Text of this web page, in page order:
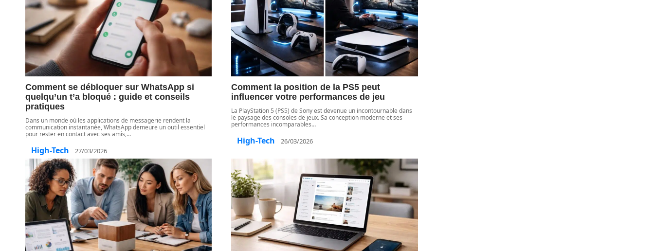
Comment se débloquer sur WhatsApp si
quelqu’un t’a bloqué : guide et conseils
pratiques
Dans un monde où les applications de messagerie rendent la
communication instantanée, WhatsApp demeure un outil essentiel
pour rester en contact avec ses amis,…
High-Tech 27/03/2026
Comment la position de la PS5 peut
influencer votre performances de jeu
La PlayStation 5 (PS5) de Sony est devenue un incontournable dans
le paysage des consoles de jeux. Sa conception moderne et ses
performances incomparables…
High-Tech 26/03/2026